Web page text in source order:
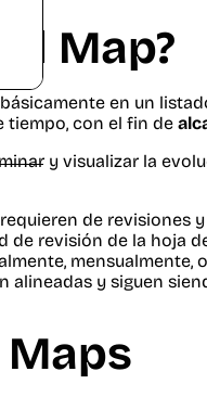
Map?
en un
tiempo, con el fin de
y visualizar la
de revisiones
de revisión de la hoja
mensualmente,
alineadas y siguen